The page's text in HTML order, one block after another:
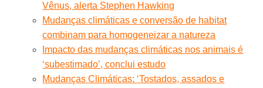
Vênus, alerta Stephen Hawking
Mudanças climáticas e conversão de habitat
combinam para homogeneizar a natureza
Impacto das mudanças climáticas nos animais é
‘subestimado’, conclui estudo
Mudanças Climáticas: ‘Tostados, assados e